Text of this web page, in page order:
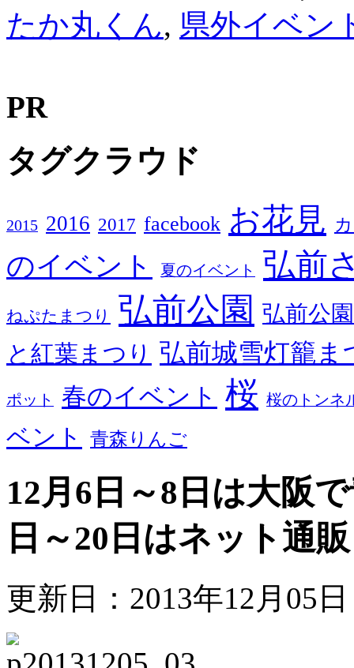
たか丸くん, 県外イベン
PR
タグクラウド
2015 2016 2017 facebook お花見
のイベント 夏のイベント 弘前
ねぷたまつり 弘前公園 弘前公
と紅葉まつり 弘前城雪灯籠ま
ポット 春のイベント 桜 桜のトンネ
ベント 青森りんご
12月6日～8日は大阪
日～20日はネット通
更新日：2013年12月05